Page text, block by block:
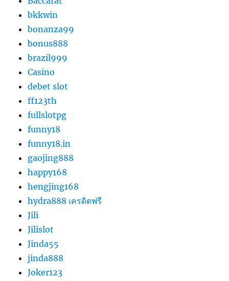
bkkwin
bonanza99
bonus888
brazil999
Casino
debet slot
ff123th
fullslotpg
funny18
funny18.in
gaojing888
happy168
hengjing168
hydra888 เครดิตฟรี
Jili
Jilislot
Jinda55
jinda888
Joker123